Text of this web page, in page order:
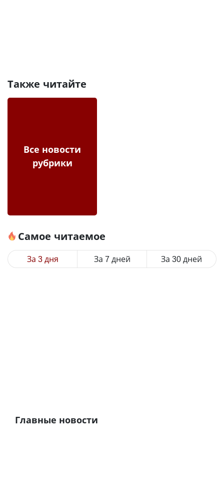
Также читайте
Все новости
рубрики
Самое читаемое
За 3 дня За 7 дней За 30 дней
Главные новости